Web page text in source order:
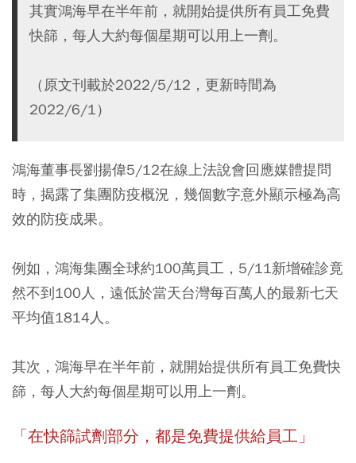
其實鴻海早在半年前，就開始提供所有員工免費
快篩，每人大約每個星期可以用上一劑。
（原文刊載於2022/5/12，更新時間為
2022/6/1）
鴻海董事長劉揚偉5/12在線上法說會回應媒體提問
時，揭露了集團防疫概況，幾個數字意外顯示極為高
效的防疫成果。
例如，鴻海集團全球約100萬員工，5/11新增確診竟
然不到100人，遠低於當天台灣每百萬人的最新七天
平均值1814人。
其次，鴻海早在半年前，就開始提供所有員工免費快
篩，每人大約每個星期可以用上一劑。
「在快篩試劑部分，都是免費提供給員工」